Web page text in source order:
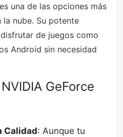
es una de las opciones más
la nube. Su potente
de juegos como
Android sin necesidad
GeForce
Calidad: Aunque tu